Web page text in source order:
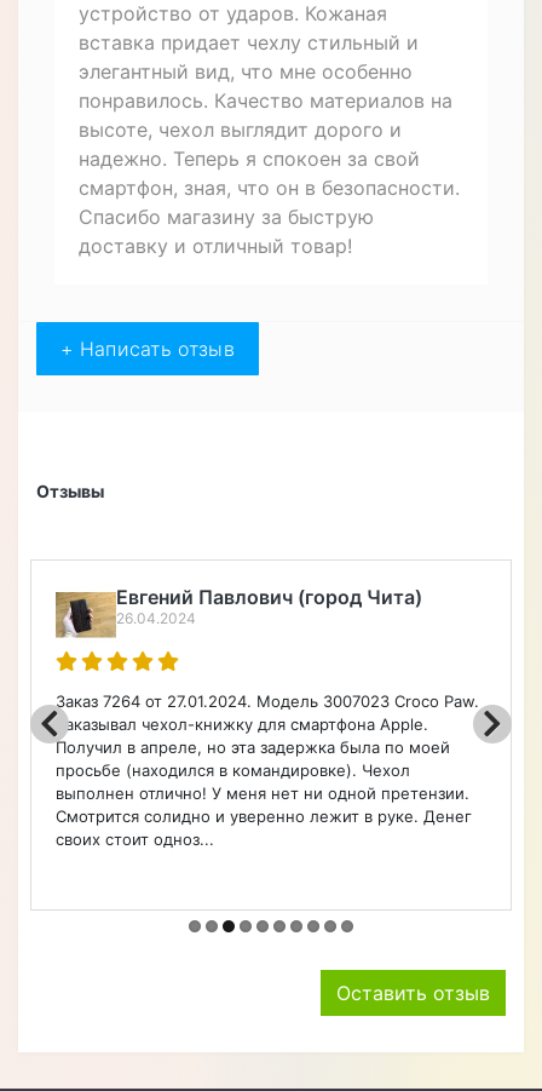
устройство от ударов. Кожаная
вставка придает чехлу стильный и
элегантный вид, что мне особенно
понравилось. Качество материалов на
высоте, чехол выглядит дорого и
надежно. Теперь я спокоен за свой
смартфон, зная, что он в безопасности.
Спасибо магазину за быструю
доставку и отличный товар!
+ Написать отзыв
Отзывы
Алексей Верегин
22.04.2024
Порадовал широкий ассортимент по каталогу на
чехлы, очень быстро оформил заказ. Чехол удобный.
Советую.
Оставить отзыв